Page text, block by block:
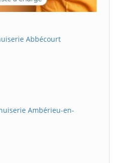
Abbécourt
Ambérieu-en-